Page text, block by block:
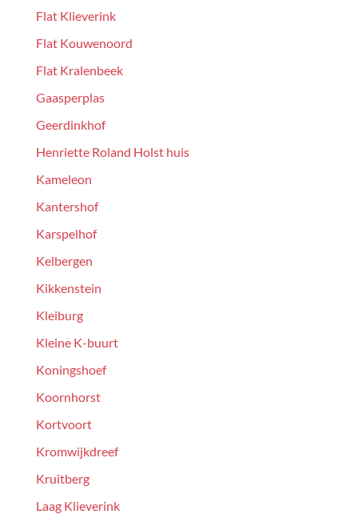
Flat Klieverink
Flat Kouwenoord
Flat Kralenbeek
Gaasperplas
Geerdinkhof
Henriette Roland Holst huis
Kameleon
Kantershof
Karspelhof
Kelbergen
Kikkenstein
Kleiburg
Kleine K-buurt
Koningshoef
Koornhorst
Kortvoort
Kromwijkdreef
Kruitberg
Laag Klieverink